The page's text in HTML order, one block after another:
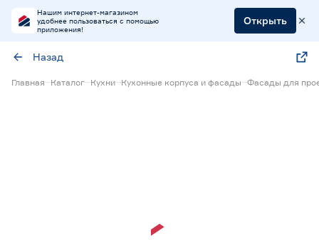
Нашим интернет-магазином
удобнее пользоваться с помощью
приложения!
Открыть
Назад
Главная Каталог Кухни Кухонные корпуса и фасады Фасады для